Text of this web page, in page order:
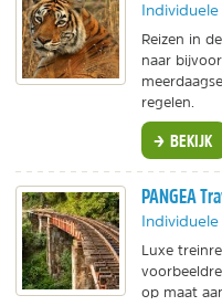
Individuele
Reizen in
naar
regelen.
BEKIJK
PANGEA
Individuele
Luxe
op maat